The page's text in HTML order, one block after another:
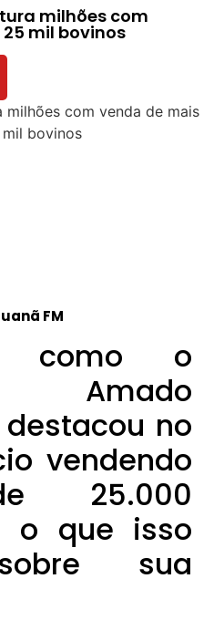
milhões com
mil bovinos
FM
como o
Amado
no
vendendo
25.000
o que isso
sua